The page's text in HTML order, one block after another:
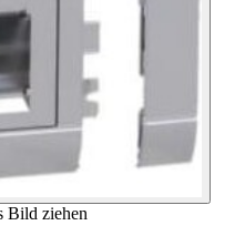
Bild ziehen